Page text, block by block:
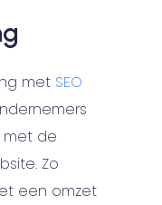
met SEO
met de
Zo
een omzet